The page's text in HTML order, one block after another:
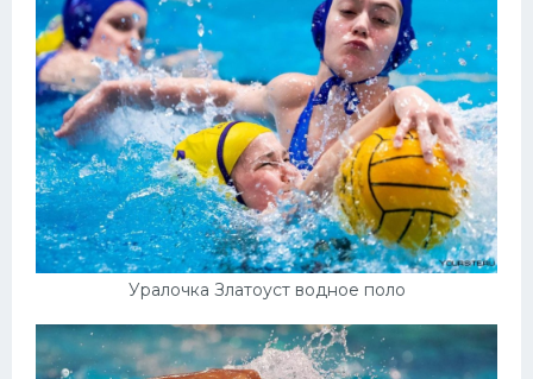
Уралочка Златоуст водное поло